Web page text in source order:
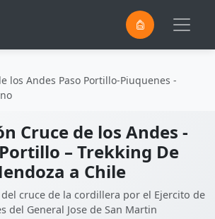
los Andes Paso Portillo-Piuquenes -
Cruce de los Andes -
– Trekking De
a Chile
del cruce de la cordillera por el Ejercito de
del General Jose de San Martin